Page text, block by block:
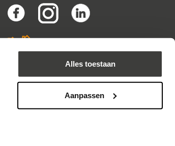
Alles toestaan
Aanpassen